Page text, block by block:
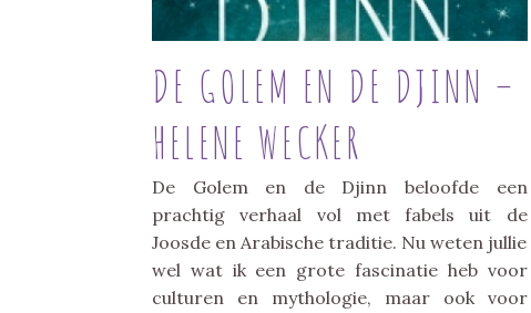
DE GOLEM EN DE DJINN –
HELENE WECKER
De Golem en de Djinn beloofde een
prachtig verhaal vol met fabels uit de
Joosde en Arabische traditie. Nu weten jullie
wel wat ik een grote fascinatie heb voor
culturen en mythologie, maar ook voor